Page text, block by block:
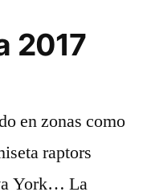
2017
en zonas como
raptors
York… La